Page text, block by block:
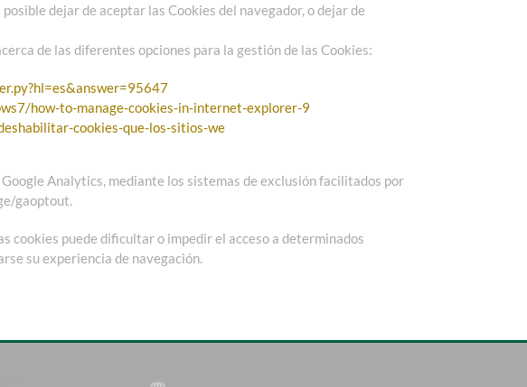
dejar de aceptar las Cookies del navegador, o dejar de
de las diferentes opciones para la gestión de las Cookies:
how-to-manage-cookies-in-internet-explorer-9
cookies-que-los-sitios-we
Analytics, mediante los sistemas de exclusión facilitados por
gaoptout.
cookies puede dificultar o impedir el acceso a determinados
su experiencia de navegación.